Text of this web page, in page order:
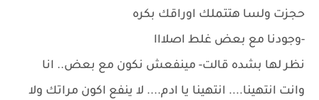
حجزت ولسا هتتملك اوراقك بكره
-وجودنا مع بعض غلط اصلااا
نظر لها بشده قالت- مينفعش نكون مع بعض.. انا
وانت انتهينا.... انتهينا يا ادم.... لا ينفع اكون مراتك ولا